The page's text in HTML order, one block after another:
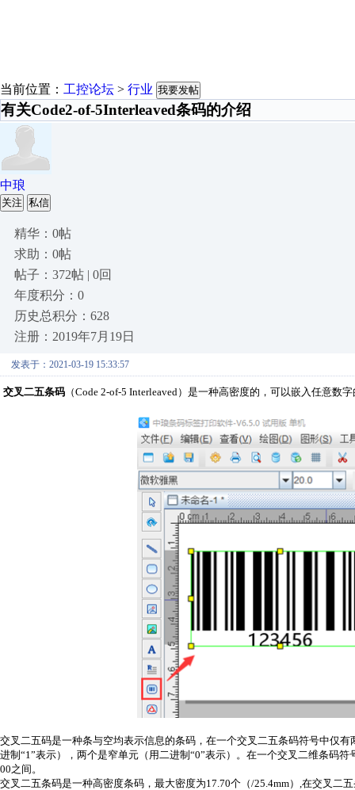
当前位置： 工控论坛 > 行业 我要发帖
有关Code2-of-5Interleaved条码的介绍
中琅
关注 私信
精华：0帖
求助：0帖
帖子：372帖 | 0回
年度积分：0
历史总积分：628
注册：2019年7月19日
发表于：2021-03-19 15:33:57
交叉二五条码 （Code 2-of-5 Interleaved）是一种高密度的，可以嵌入任意数
交叉二五码是一种条与空均表示信息的条码，在一个交叉二五条码符号中仅
进制“1”表示），两个是窄单元（用二进制“0”表示）。在一个交叉二维条码
00之间。
交叉二五条码是一种高密度条码，最大密度为17.70个（/25.4mm）,在交叉